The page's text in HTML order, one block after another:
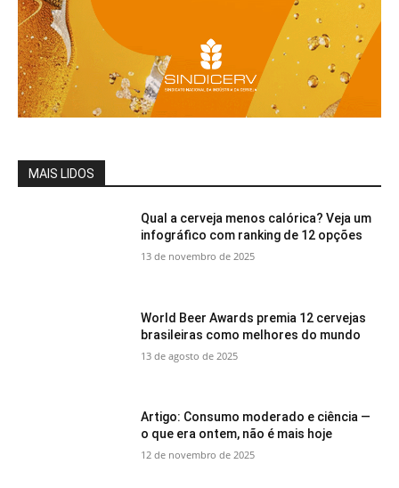
MAIS LIDOS
Qual a cerveja menos calórica? Veja um
infográfico com ranking de 12 opções
13 de novembro de 2025
World Beer Awards premia 12 cervejas
brasileiras como melhores do mundo
13 de agosto de 2025
Artigo: Consumo moderado e ciência —
o que era ontem, não é mais hoje
12 de novembro de 2025